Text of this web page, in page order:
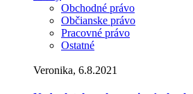
Obchodné právo
Občianske právo
Pracovné právo
Ostatné
Veronika, 6.8.2021